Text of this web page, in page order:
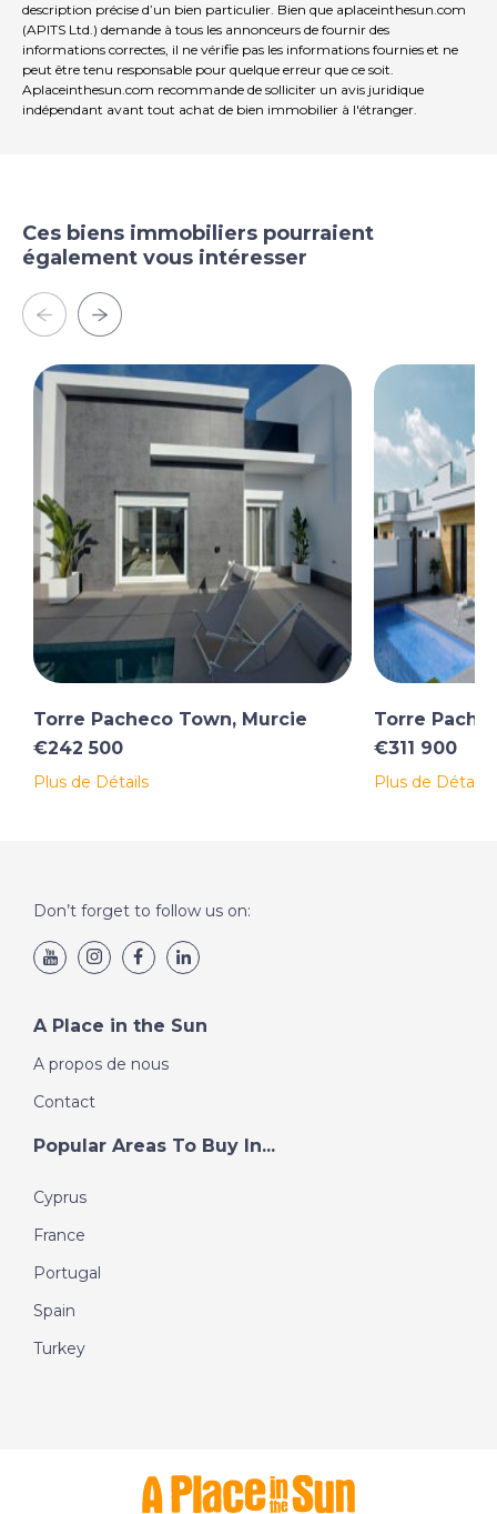
description précise d’un bien particulier. Bien que aplaceinthesun.com
(APITS Ltd.) demande à tous les annonceurs de fournir des
informations correctes, il ne vérifie pas les informations fournies et ne
peut être tenu responsable pour quelque erreur que ce soit.
Aplaceinthesun.com recommande de solliciter un avis juridique
indépendant avant tout achat de bien immobilier à l'étranger.
Ces biens immobiliers pourraient
également vous intéresser
Torre Pacheco Town, Murcie
€242 500
Plus de Détails
Torre
€311 900
Plus de Détails
Don’t forget to follow us on:
A Place in the Sun
A propos de nous
Contact
Popular Areas To Buy In...
Cyprus
France
Portugal
Spain
Turkey